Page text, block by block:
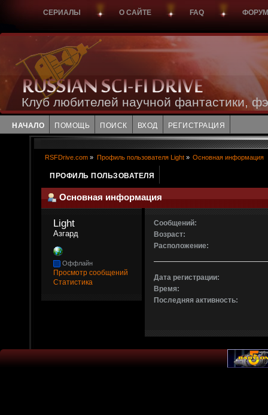
СЕРИАЛЫ О САЙТЕ FAQ ФОРУМ
Клуб любителей научной фантастики,
НАЧАЛО ПОМОЩЬ ПОИСК ВХОД РЕГИСТРАЦИЯ
RSFDrive.com » Профиль пользователя Light» Основная информация
ПРОФИЛЬ ПОЛЬЗОВАТЕЛЯ
Основная информация
Light
Азгард
Оффлайн
Просмотр сообщений
Статистика
Сообщений:
Возраст:
Расположение:
Дата регистрации:
Время:
Последняя активность: